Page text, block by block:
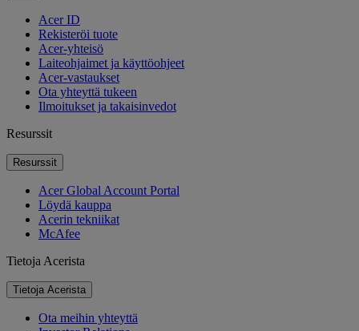
Acer ID
Rekisteröi tuote
Acer-yhteisö
Laiteohjaimet ja käyttöohjeet
Acer-vastaukset
Ota yhteyttä tukeen
Ilmoitukset ja takaisinvedot
Resurssit
Resurssit
Acer Global Account Portal
Löydä kauppa
Acerin tekniikat
McAfee
Tietoja Acerista
Tietoja Acerista
Ota meihin yhteyttä